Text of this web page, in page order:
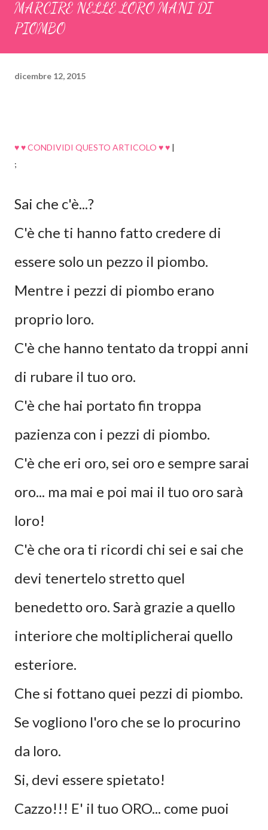
MARCIRE NELLE LORO MANI DI
PIOMBO
dicembre 12, 2015
♥ ♥ CONDIVIDI QUESTO ARTICOLO ♥ ♥ |
;
Sai che c'è...?
C'è che ti hanno fatto credere di
essere solo un pezzo il piombo.
Mentre i pezzi di piombo erano
proprio loro.
C'è che hanno tentato da troppi anni
di rubare il tuo oro.
C'è che hai portato fin troppa
pazienza con i pezzi di piombo.
C'è che eri oro, sei oro e sempre sarai
oro... ma mai e poi mai il tuo oro sarà
loro!
C'è che ora ti ricordi chi sei e sai che
devi tenertelo stretto quel
benedetto oro. Sarà grazie a quello
interiore che moltiplicherai quello
esteriore.
Che si fottano quei pezzi di piombo.
Se vogliono l'oro che se lo procurino
da loro.
Si, devi essere spietato!
Cazzo!!! E' il tuo ORO... come puoi